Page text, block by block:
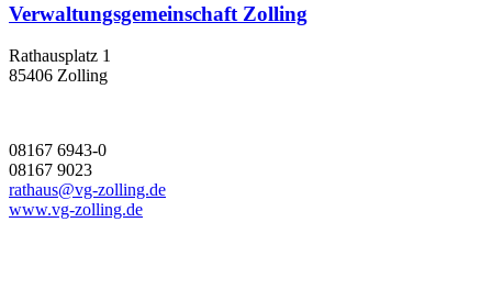
Verwaltungsgemeinschaft Zolling
Rathausplatz 1
85406 Zolling
08167 6943-0
08167 9023
rathaus@vg-zolling.de
www.vg-zolling.de